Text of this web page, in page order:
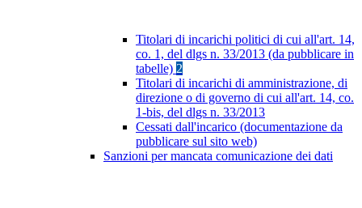
Titolari di incarichi politici di cui all'art. 14,
co. 1, del dlgs n. 33/2013 (da pubblicare in
tabelle) 2
Titolari di incarichi di amministrazione, di
direzione o di governo di cui all'art. 14, co.
1-bis, del dlgs n. 33/2013
Cessati dall'incarico (documentazione da
pubblicare sul sito web)
Sanzioni per mancata comunicazione dei dati